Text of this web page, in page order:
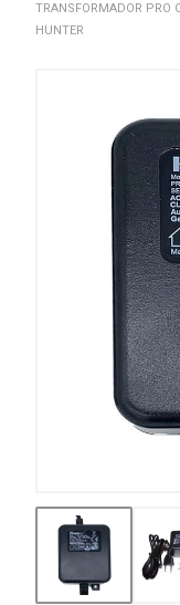
TRANSFORMADOR PRO
HUNTER